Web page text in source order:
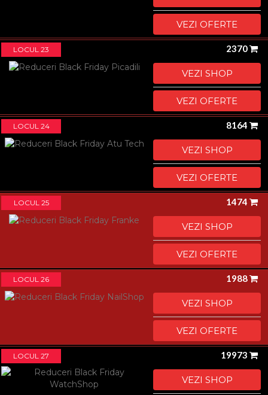
VEZI OFERTE
LOCUL 23 2370
VEZI SHOP
VEZI OFERTE
LOCUL 24 8164
VEZI SHOP
VEZI OFERTE
LOCUL 25 1474
VEZI SHOP
VEZI OFERTE
LOCUL 26 1988
VEZI SHOP
VEZI OFERTE
LOCUL 27 19973
VEZI SHOP